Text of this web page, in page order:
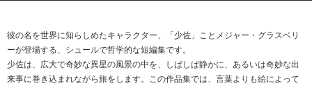
彼の名を世界に知らしめたキャラクター、「少佐」ことメジャー・グラスベリ
ーが登場する、シュールで哲学的な短編集です。
少佐は、広大で奇妙な異星の風景の中を、しばしば静かに、あるいは奇妙な出
来事に巻き込まれながら旅をします。この作品集では、言葉よりも絵によって